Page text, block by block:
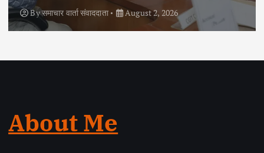
Byसमाचार वार्ता संवाददाता August 2, 2026
About Me